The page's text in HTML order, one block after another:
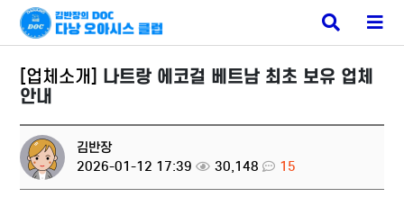
검
색
튼
메
뉴
튼
베트남 에코걸
[업체소개] 나트랑 에코걸 베트남 최초 보유 업체
안내
김반장
2026-01-12 17:39
30,148 15